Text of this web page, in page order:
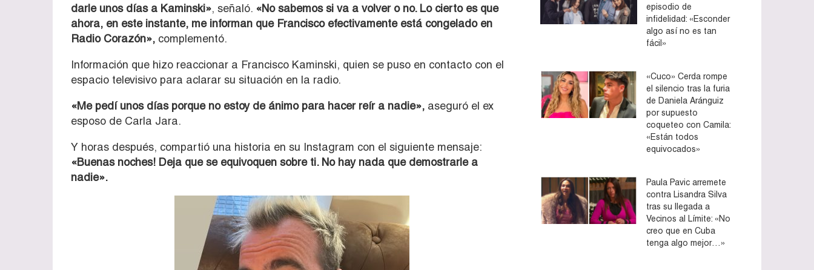
darle unos días a Kaminski», señaló. «No sabemos si va a volver o no. Lo cierto es que
ahora, en este instante, me informan que Francisco efectivamente está congelado en
Radio Corazón», complementó.
Información que hizo reaccionar a Francisco Kaminski, quien se puso en contacto con el
espacio televisivo para aclarar su situación en la radio.
«Me pedí unos días porque no estoy de ánimo para hacer reír a nadie», aseguró el ex
esposo de Carla Jara.
Y horas después, compartió una historia en su Instagram con el siguiente mensaje:
«Buenas noches! Deja que se equivoquen sobre ti. No hay nada que demostrarle a
nadie».
episodio de
infidelidad: «Esconder
algo así no es tan
fácil»
«Cuco» Cerda rompe
el silencio tras la furia
de Daniela Aránguiz
por supuesto
coqueteo con Camila:
«Están todos
equivocados»
Paula Pavic arremete
contra Lisandra Silva
tras su llegada a
Vecinos al Límite: «No
creo que en Cuba
tenga algo mejor…»